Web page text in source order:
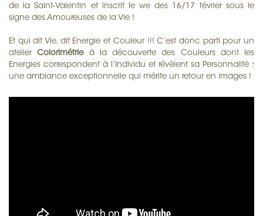
de la Saint-Valentin et inscrit le we des 16/17 février sous le
signe des Amoureuses de la Vie !
Et qui dit Vie, dit Energie et Couleur !!! C’est donc parti pour un
atelierColorimétrieà la découverte des Couleurs dont les
Energies correspondent à l’Individu et révèlent sa Personnalité :
une ambiance exceptionnelle qui mérite un retour en images !